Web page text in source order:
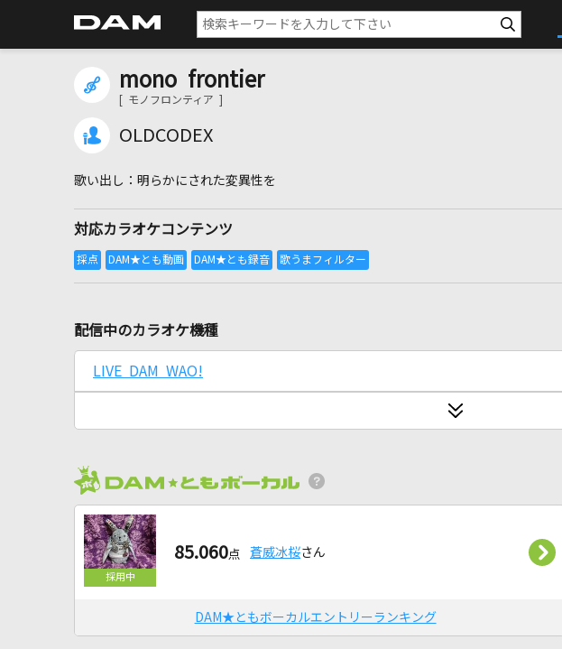
mono frontier
[ モノフロンティア ]
OLDCODEX
明らかにされた変異性を
対応カラオケコンテンツ
配信中のカラオケ機種
LIVE DAM WAO!
85.060点 蒼威冰桜さん
DAM★ともボーカルエントリーランキング